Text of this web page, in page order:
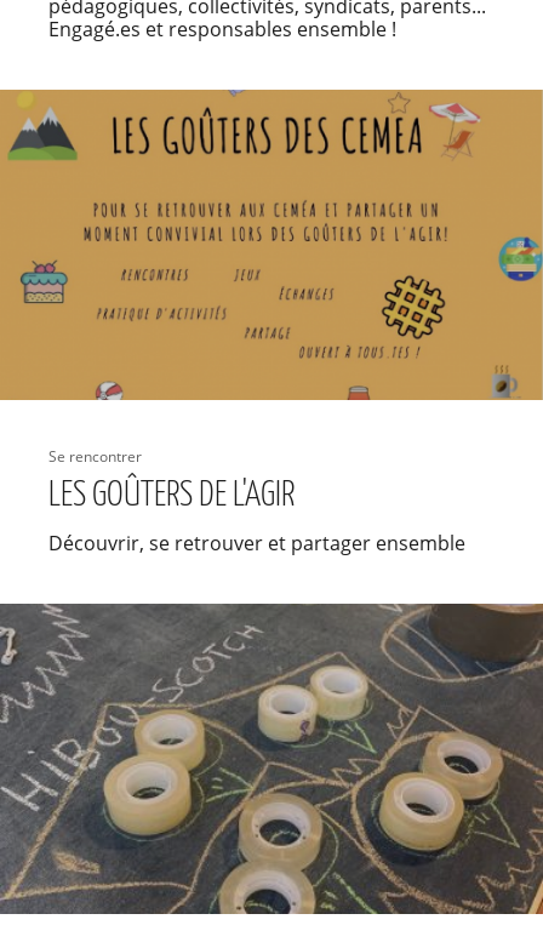
pédagogiques, collectivités, syndicats, parents...
Engagé.es et responsables ensemble !
Se rencontrer
LES GOÛTERS DE L'AGIR
Découvrir, se retrouver et partager ensemble